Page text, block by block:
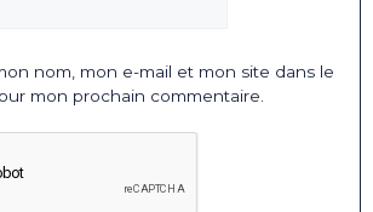
nom, mon e-mail et mon site dans le
mon prochain commentaire.